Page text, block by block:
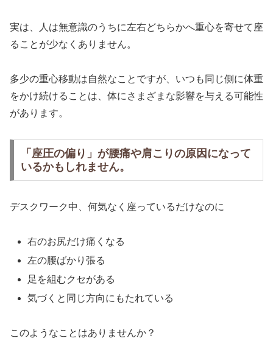
実は、人は無意識のうちに左右どちらかへ重心を寄せて座
ることが少なくありません。
多少の重心移動は自然なことですが、いつも同じ側に体重
をかけ続けることは、体にさまざまな影響を与える可能性
があります。
「座圧の偏り」が腰痛や肩こりの原因になって
いるかもしれません。
デスクワーク中、何気なく座っているだけなのに
右のお尻だけ痛くなる
左の腰ばかり張る
足を組むクセがある
気づくと同じ方向にもたれている
このようなことはありませんか？